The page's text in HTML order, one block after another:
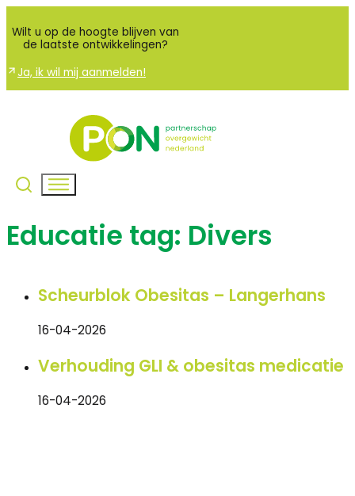
Wilt u op de hoogte blijven van
de laatste ontwikkelingen?
Ja, ik wil mij aanmelden!
Educatie tag: Divers
Scheurblok Obesitas – Langerhans
16-04-2026
Verhouding GLI & obesitas medicatie
16-04-2026